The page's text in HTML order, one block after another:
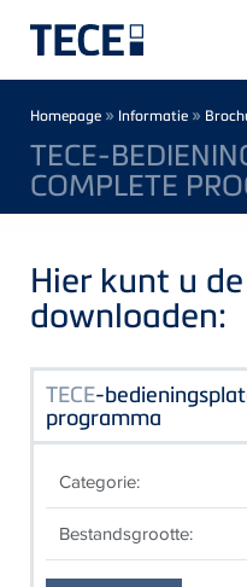
Breadcrumb
Homepage » Informatie »
TECE-
COMPLETE
Hier kunt u
downloaden:
TECE-
programma
Categorie:
Bestandsgrootte: